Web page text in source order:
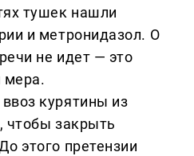
тушек нашли
и метронидазол. О
не идет — это
мера.
курятины из
чтобы закрыть
этого претензии